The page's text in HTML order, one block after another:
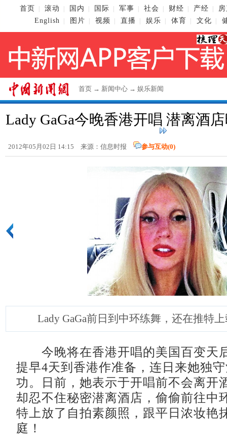
首页 滚动 国内 国际 军事 社会 财经 产经
English
图片 视频 直播 娱乐 体育 文化
首页 → 新闻中心 → 娱乐新闻
Lady GaGa今晚香港开唱 潜离酒
2012年05月02日 14:15 来源：信息时报 参与互动(0)
Lady GaGa前日到中环练舞，还在推特
今晚将在香港开唱的美国百变天
提早4天到香港作准备，连日来她独
功。日前，她表示于开唱前不会离开
却忍不住秘密潜离酒店，偷偷前往中
特上放了自拍素颜照，跟平日浓妆艳
庭！